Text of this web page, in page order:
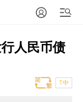
人民币债
T中